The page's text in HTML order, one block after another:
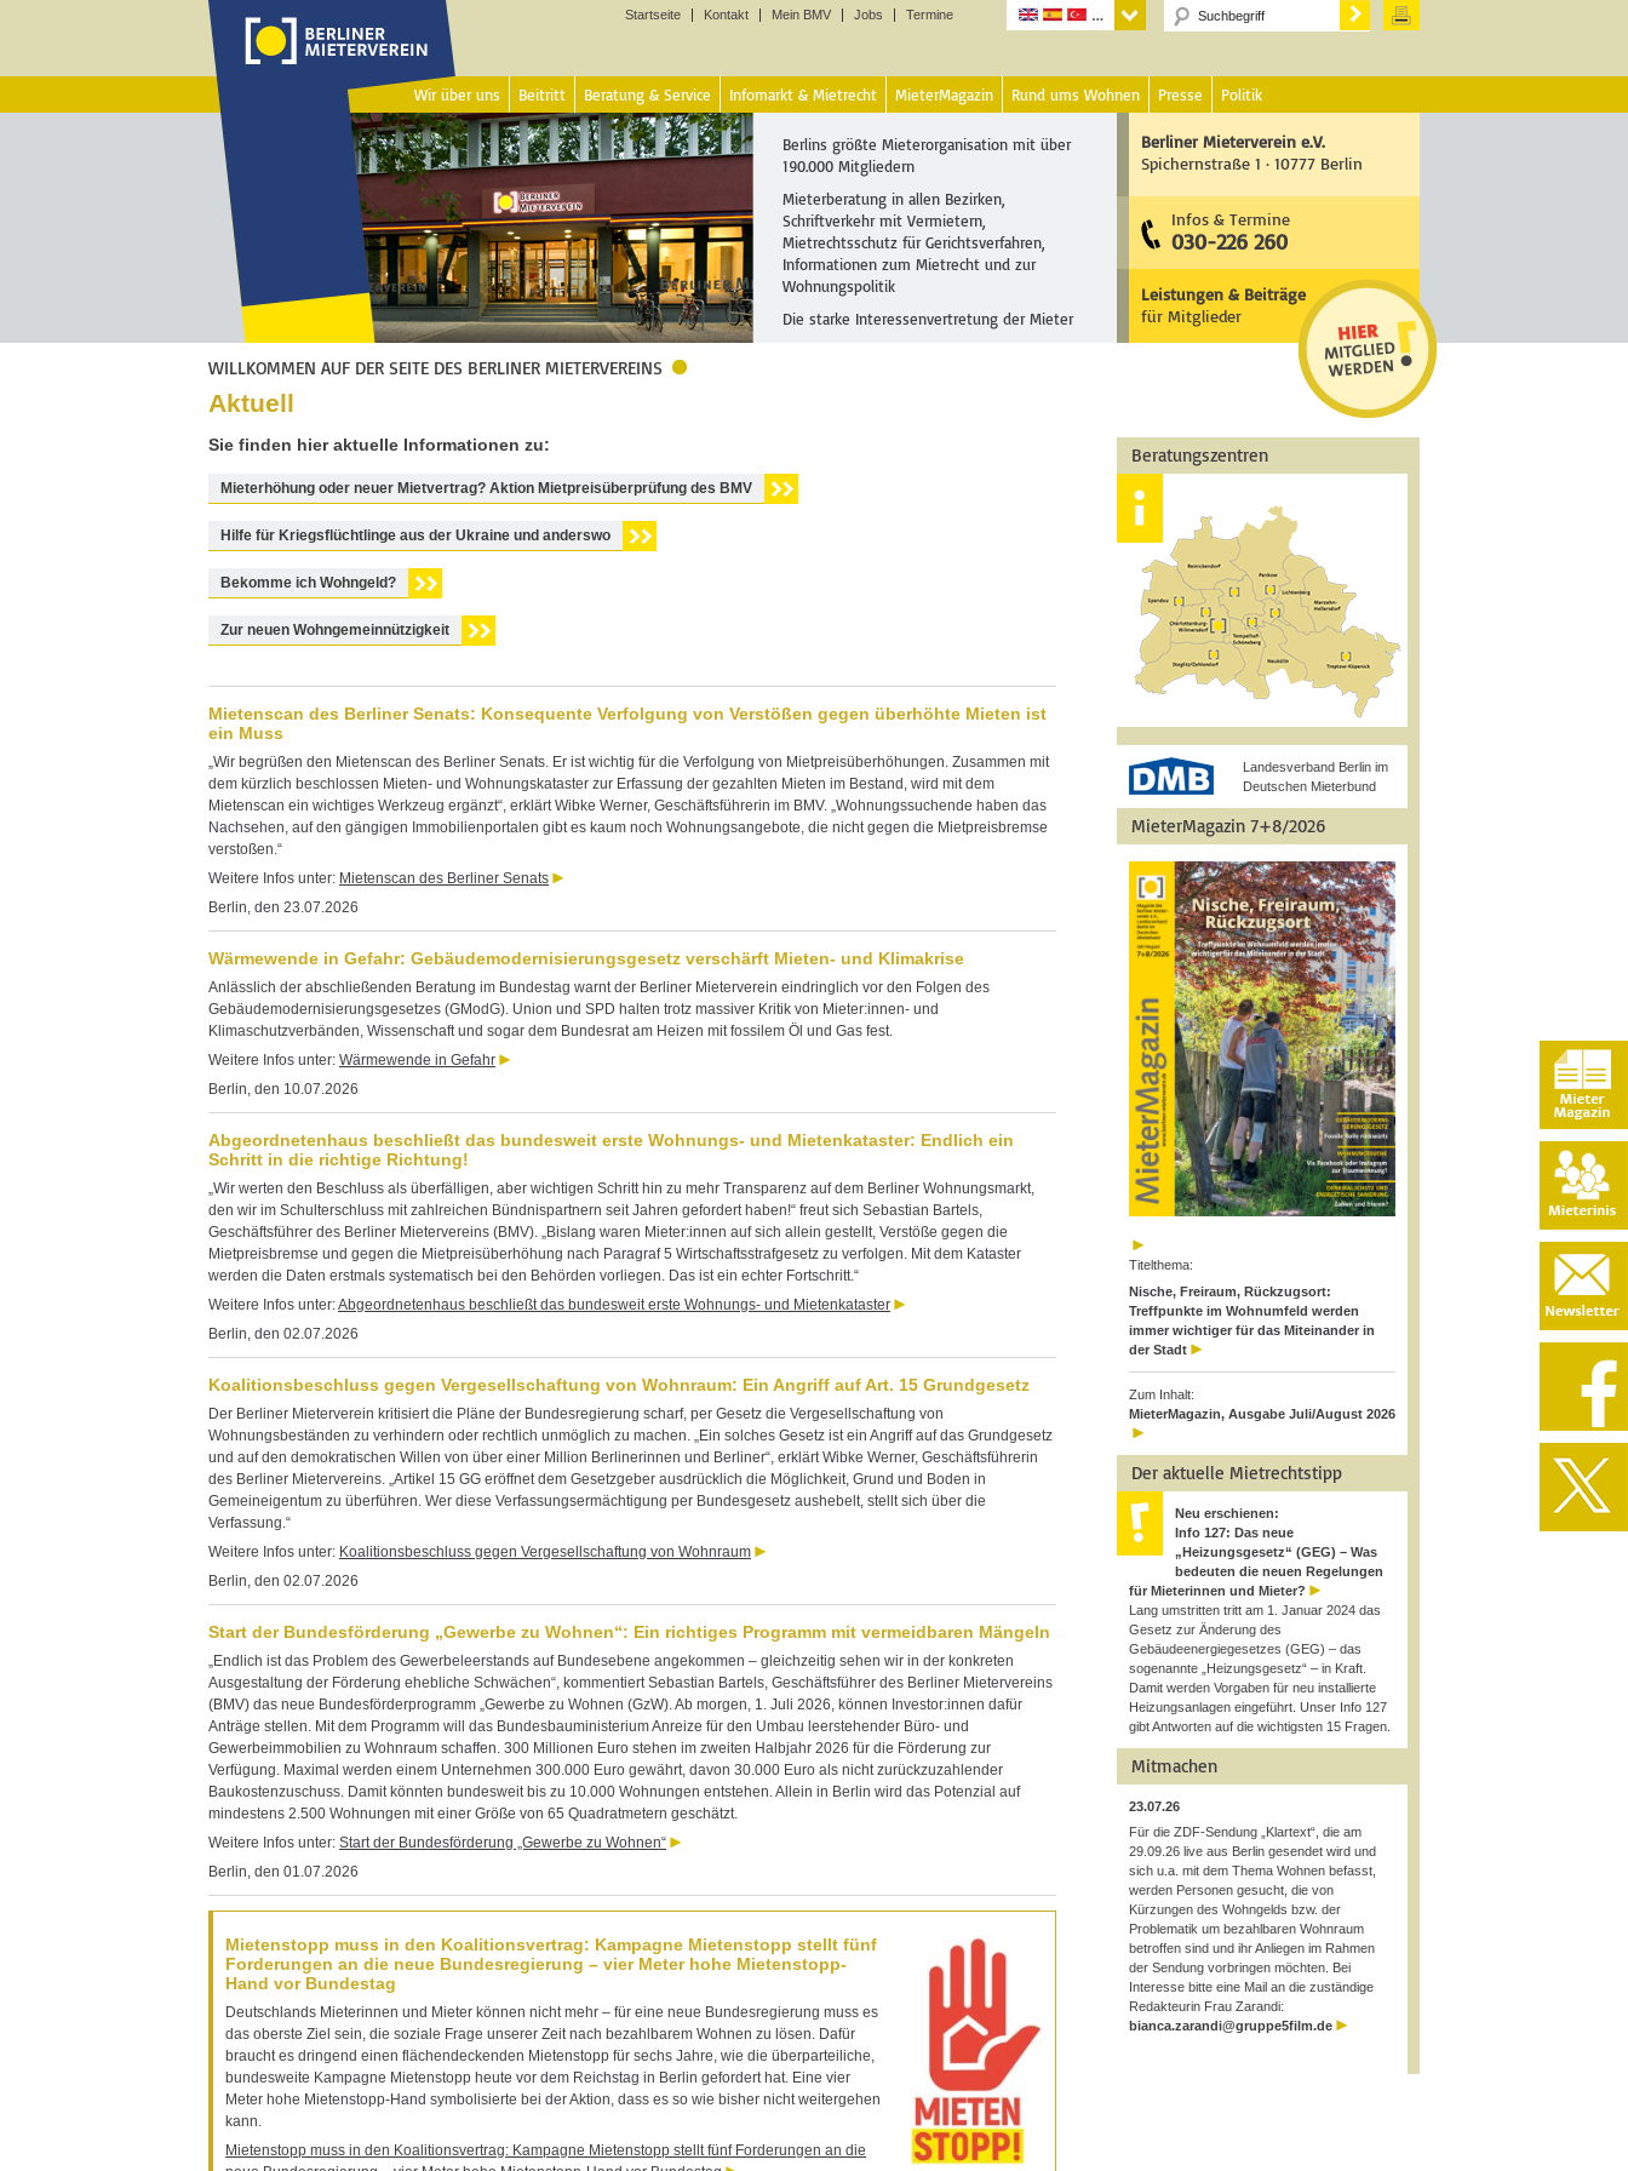
Startseite Kontakt Mein BMV Jobs Termine
Wir über uns Beitritt Beratung & Service Infomarkt & Mietrecht MieterMagazin Rund ums Wohnen Presse Politik
Berlins größte Mieterorganisation mit über
190.000 Mitgliedern
Mieterberatung in allen Bezirken,
Schriftverkehr mit Vermietern,
Mietrechtsschutz für Gerichtsverfahren,
Informationen zum Mietrecht und zur
Wohnungspolitik
Die starke Interessenvertretung der Mieter
Berliner Mieterverein e.V.
Spichernstraße 1 · 10777 Berlin
Infos & Termine
030-226 260
Leistungen & Beiträge
für Mitglieder
WILLKOMMEN AUF DER SEITE DES BERLINER MIETERVEREINS
Aktuell
Sie finden hier aktuelle Informationen zu:
Mieterhöhung oder neuer Mietvertrag? Aktion Mietpreisüberprüfung des BMV
Hilfe für Kriegsflüchtlinge aus der Ukraine und anderswo
Bekomme ich Wohngeld?
Zur neuen Wohngemeinnützigkeit
Mietenscan des Berliner Senats: Konsequente Verfolgung von Verstößen gegen überhöhte Mieten ist
ein Muss
„Wir begrüßen den Mietenscan des Berliner Senats. Er ist wichtig für die Verfolgung von Mietpreisüberhöhungen. Zusammen mit
dem kürzlich beschlossen Mieten- und Wohnungskataster zur Erfassung der gezahlten Mieten im Bestand, wird mit dem
Mietenscan ein wichtiges Werkzeug ergänzt“, erklärt Wibke Werner, Geschäftsführerin im BMV. „Wohnungssuchende haben das
Nachsehen, auf den gängigen Immobilienportalen gibt es kaum noch Wohnungsangebote, die nicht gegen die Mietpreisbremse
verstoßen.“
Weitere Infos unter: Mietenscan des Berliner Senats
Berlin, den 23.07.2026
Wärmewende in Gefahr: Gebäudemodernisierungsgesetz verschärft Mieten- und Klimakrise
Anlässlich der abschließenden Beratung im Bundestag warnt der Berliner Mieterverein eindringlich vor den Folgen des
Gebäudemodernisierungsgesetzes (GModG). Union und SPD halten trotz massiver Kritik von Mieter:innen- und
Klimaschutzverbänden, Wissenschaft und sogar dem Bundesrat am Heizen mit fossilem Öl und Gas fest.
Weitere Infos unter: Wärmewende in Gefahr
Berlin, den 10.07.2026
Abgeordnetenhaus beschließt das bundesweit erste Wohnungs- und Mietenkataster: Endlich ein
Schritt in die richtige Richtung!
„Wir werten den Beschluss als überfälligen, aber wichtigen Schritt hin zu mehr Transparenz auf dem Berliner Wohnungsmarkt,
den wir im Schulterschluss mit zahlreichen Bündnispartnern seit Jahren gefordert haben!“ freut sich Sebastian Bartels,
Geschäftsführer des Berliner Mietervereins (BMV). „Bislang waren Mieter:innen auf sich allein gestellt, Verstöße gegen die
Mietpreisbremse und gegen die Mietpreisüberhöhung nach Paragraf 5 Wirtschaftsstrafgesetz zu verfolgen. Mit dem Kataster
werden die Daten erstmals systematisch bei den Behörden vorliegen. Das ist ein echter Fortschritt.“
Weitere Infos unter:Abgeordnetenhaus beschließt das bundesweit erste Wohnungs- und Mietenkataster
Berlin, den 02.07.2026
Koalitionsbeschluss gegen Vergesellschaftung von Wohnraum: Ein Angriff auf Art. 15 Grundgesetz
Der Berliner Mieterverein kritisiert die Pläne der Bundesregierung scharf, per Gesetz die Vergesellschaftung von
Wohnungsbeständen zu verhindern oder rechtlich unmöglich zu machen. „Ein solches Gesetz ist ein Angriff auf das Grundgesetz
und auf den demokratischen Willen von über einer Million Berlinerinnen und Berliner“, erklärt Wibke Werner, Geschäftsführerin
des Berliner Mietervereins. „Artikel 15 GG eröffnet dem Gesetzgeber ausdrücklich die Möglichkeit, Grund und Boden in
Gemeineigentum zu überführen. Wer diese Verfassungsermächtigung per Bundesgesetz aushebelt, stellt sich über die
Verfassung.“
Weitere Infos unter: Koalitionsbeschluss gegen Vergesellschaftung von Wohnraum
Berlin, den 02.07.2026
Start der Bundesförderung „Gewerbe zu Wohnen“: Ein richtiges Programm mit vermeidbaren Mängeln
„Endlich ist das Problem des Gewerbeleerstands auf Bundesebene angekommen – gleichzeitig sehen wir in der konkreten
Ausgestaltung der Förderung ehebliche Schwächen“, kommentiert Sebastian Bartels, Geschäftsführer des Berliner Mietervereins
(BMV) das neue Bundesförderprogramm „Gewerbe zu Wohnen (GzW). Ab morgen, 1. Juli 2026, können Investor:innen dafür
Anträge stellen. Mit dem Programm will das Bundesbauministerium Anreize für den Umbau leerstehender Büro- und
Gewerbeimmobilien zu Wohnraum schaffen. 300 Millionen Euro stehen im zweiten Halbjahr 2026 für die Förderung zur
Verfügung. Maximal werden einem Unternehmen 300.000 Euro gewährt, davon 30.000 Euro als nicht zurückzuzahlender
Baukostenzuschuss. Damit könnten bundesweit bis zu 10.000 Wohnungen entstehen. Allein in Berlin wird das Potenzial auf
mindestens 2.500 Wohnungen mit einer Größe von 65 Quadratmetern geschätzt.
Weitere Infos unter: Start der Bundesförderung „Gewerbe zu Wohnen“
Berlin, den 01.07.2026
Mietenstopp muss in den Koalitionsvertrag: Kampagne Mietenstopp stellt fünf
Forderungen an die neue Bundesregierung – vier Meter hohe Mietenstopp-
Hand vor Bundestag
Deutschlands Mieterinnen und Mieter können nicht mehr – für eine neue Bundesregierung muss es
das oberste Ziel sein, die soziale Frage unserer Zeit nach bezahlbarem Wohnen zu lösen. Dafür
braucht es dringend einen flächendeckenden Mietenstopp für sechs Jahre, wie die überparteiliche,
bundesweite Kampagne Mietenstopp heute vor dem Reichstag in Berlin gefordert hat. Eine vier
Meter hohe Mietenstopp-Hand symbolisierte bei der Aktion, dass es so wie bisher nicht weitergehen
kann.
Mietenstopp muss in den Koalitionsvertrag: Kampagne Mietenstopp stellt fünf Forderungen an die
Beratungszentren
Landesverband Berlin im
Deutschen Mieterbund
MieterMagazin 7+8/2026
Titelthema:
Nische, Freiraum, Rückzugsort:
Treffpunkte im Wohnumfeld werden
immer wichtiger für das Miteinander in
der Stadt
Zum Inhalt:
MieterMagazin, Ausgabe Juli/August 2026
Der aktuelle Mietrechtstipp
Neu erschienen:
Info 127: Das neue
„Heizungsgesetz“ (GEG) – Was
bedeuten die neuen Regelungen
für Mieterinnen und Mieter?
Lang umstritten tritt am 1. Januar 2024 das
Gesetz zur Änderung des
Gebäudeenergiegesetzes (GEG) – das
sogenannte „Heizungsgesetz“ – in Kraft.
Damit werden Vorgaben für neu installierte
Heizungsanlagen eingeführt. Unser Info 127
gibt Antworten auf die wichtigsten 15 Fragen.
Mitmachen
23.07.26
Für die ZDF-Sendung „Klartext“, die am
29.09.26 live aus Berlin gesendet wird und
sich u.a. mit dem Thema Wohnen befasst,
werden Personen gesucht, die von
Kürzungen des Wohngelds bzw. der
Problematik um bezahlbaren Wohnraum
betroffen sind und ihr Anliegen im Rahmen
der Sendung vorbringen möchten. Bei
Interesse bitte eine Mail an die zuständige
Redakteurin Frau Zarandi:
bianca.zarandi@gruppe5film.de